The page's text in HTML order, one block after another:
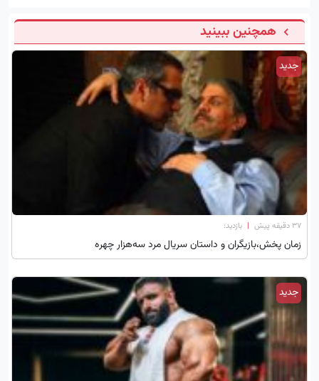
همچنین ببینید
جدید
۳۷ دقیقه پیش | بازدید:
زمان پخش،بازیگران و داستان سریال مرد سه‌هزار چهره
جدید